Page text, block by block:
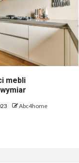
mebli
Abc4home